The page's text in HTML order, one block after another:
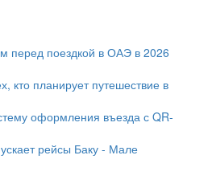
перед поездкой в ОАЭ в 2026
кто планирует путешествие в
оформления въезда с QR-
рейсы Баку - Мале